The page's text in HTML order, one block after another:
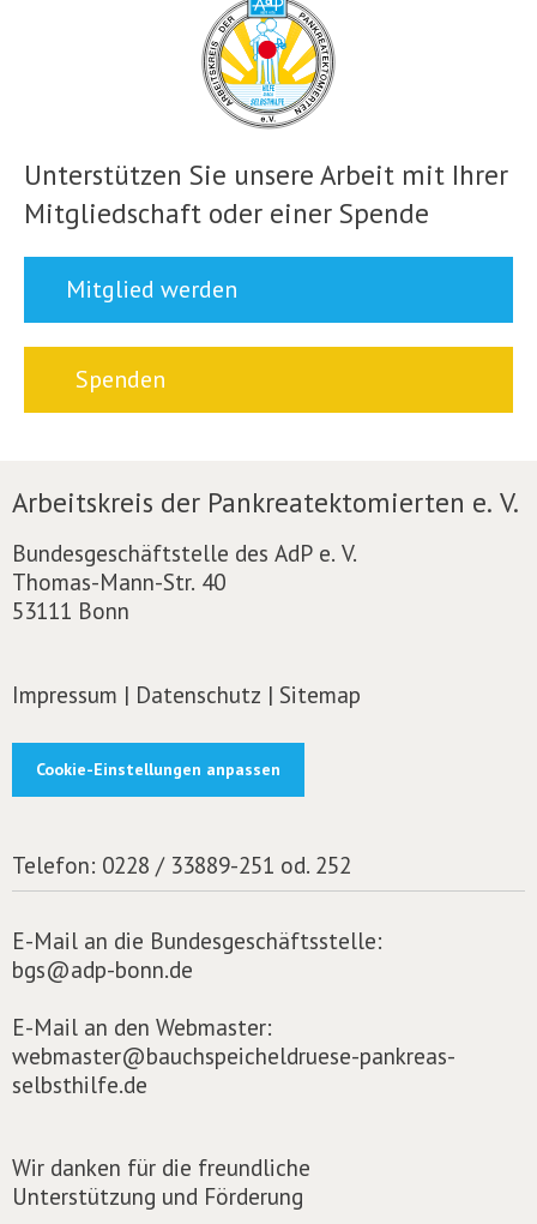
Unterstützen Sie unsere Arbeit mit Ihrer
Mitgliedschaft oder einer Spende
Mitglied werden
Spenden
Arbeitskreis der Pankreatektomierten e. V.
Bundesgeschäftstelle des AdP e. V.
Thomas-Mann-Str. 40
53111 Bonn
Impressum | Datenschutz | Sitemap
Cookie-Einstellungen anpassen
Telefon: 0228 / 33889-251 od. 252
E-Mail an die Bundesgeschäftsstelle:
bgs@adp-bonn.de
E-Mail an den Webmaster:
webmaster@bauchspeicheldruese-pankreas-
selbsthilfe.de
Wir danken für die freundliche
Unterstützung und Förderung